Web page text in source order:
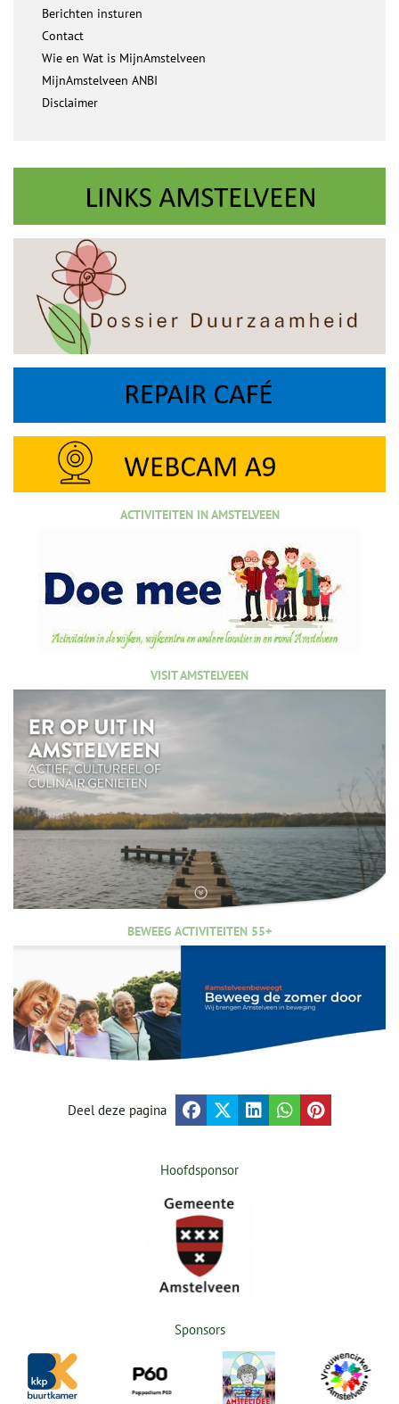
Berichten insturen
Contact
Wie en Wat is MijnAmstelveen
MijnAmstelveen ANBI
Disclaimer
ACTIVITEITEN IN AMSTELVEEN
VISIT AMSTELVEEN
BEWEEG ACTIVITEITEN 55+
Deel deze pagina
Hoofdsponsor
Sponsors